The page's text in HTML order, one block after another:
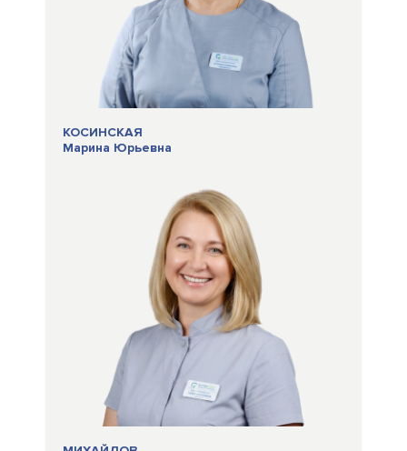
КОСИНСКАЯ
Марина Юрьевна